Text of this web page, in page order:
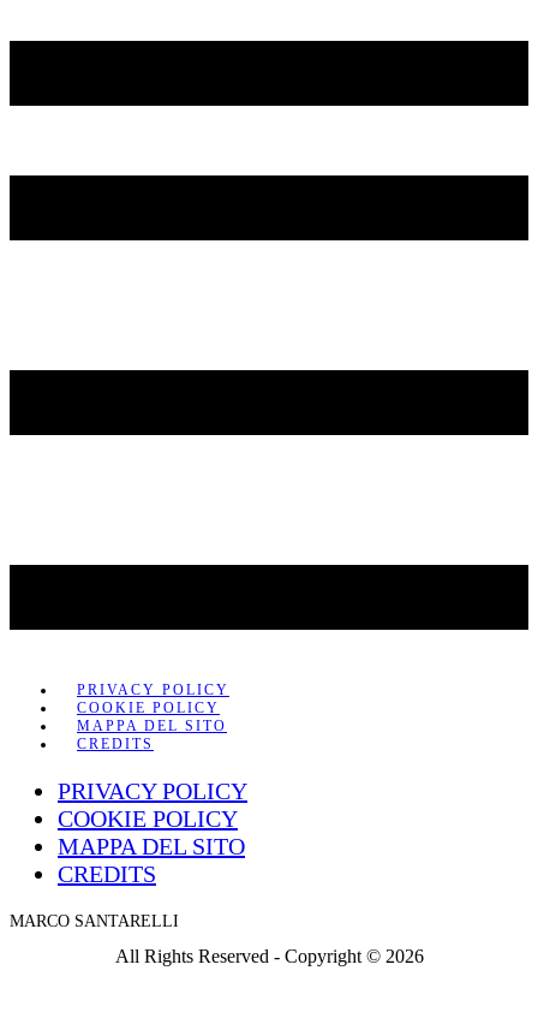
PRIVACY POLICY
COOKIE POLICY
MAPPA DEL SITO
CREDITS
PRIVACY POLICY
COOKIE POLICY
MAPPA DEL SITO
CREDITS
MARCO SANTARELLI
All Rights Reserved - Copyright © 2026